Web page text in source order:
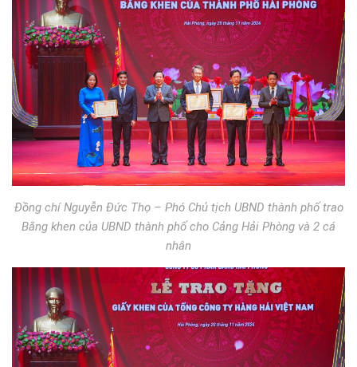
Đồng chí Nguyễn Đức Thọ – Phó Chủ tịch UBND thành phố trao
Bằng khen của UBND thành phố cho Cảng Hải Phòng và 2 cá
nhân